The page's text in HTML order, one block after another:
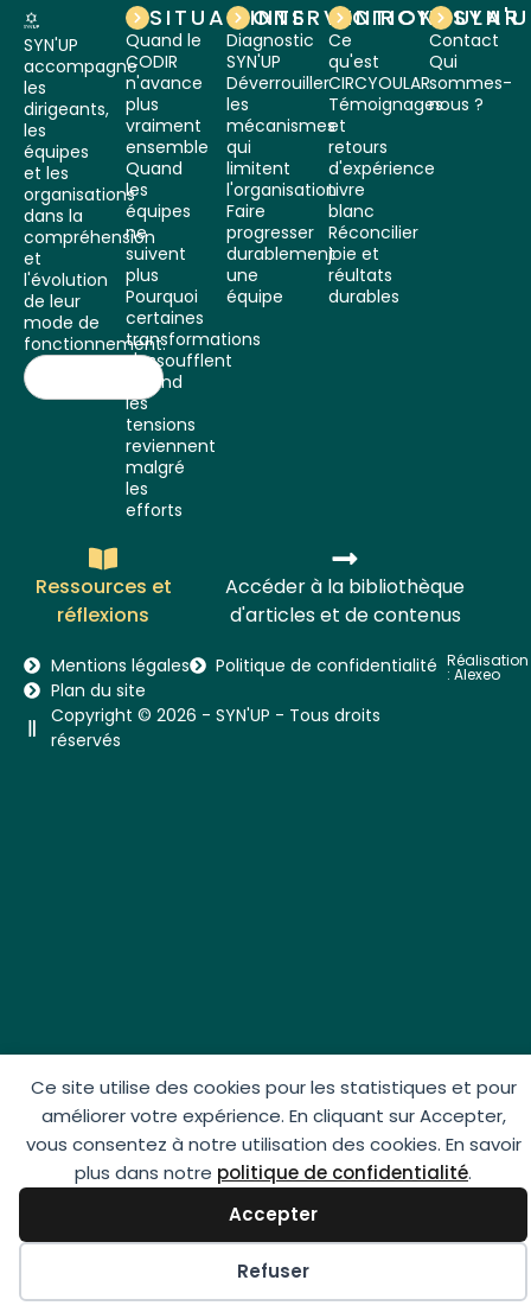
Ce site utilise des cookies pour les statistiques et pour
améliorer votre expérience. En cliquant sur Accepter,
vous consentez à notre utilisation des cookies. En savoir
plus dans notre politique de confidentialité.
Accepter
Refuser
Préférences des cookies
SYN'UP
accompagne
les
dirigeants,
les
équipes
et les
organisations
dans la
compréhension
et
l'évolution
de leur
mode de
fonctionnement.
SITUATIONS
Quand le
CODIR
n'avance
plus
vraiment
ensemble
Quand
les
équipes
ne
suivent
plus
Pourquoi
certaines
transformations
s'essoufflent
Quand
les
tensions
reviennent
malgré
les
efforts
INTERVENTIONS
Diagnostic
SYN'UP
Déverrouiller
les
mécanismes
qui
limitent
l'organisation
Faire
progresser
durablement
une
équipe
CIRCYOULAR
Ce
qu'est
CIRCYOULAR
Témoignages
et
retours
d'expérience
Livre
blanc
Réconcilier
joie et
réultats
durables
Contact
Qui
sommes-
nous ?
Ressources et
réflexions
Accéder à la bibliothèque
d'articles et de contenus
Réalisation
: Alexeo
Mentions légales
Politique de confidentialité
Plan du site
Copyright © 2026 - SYN'UP - Tous droits
réservés​